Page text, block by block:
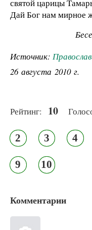
святой царицы
Дай Бог нам мирное
Источник:
26 августа 2010 г.
Рейтинг: 10
2 3 4
9 10
Комментарии